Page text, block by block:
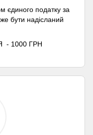
єдиного податку за
бути надісланий
- 1000 ГРН